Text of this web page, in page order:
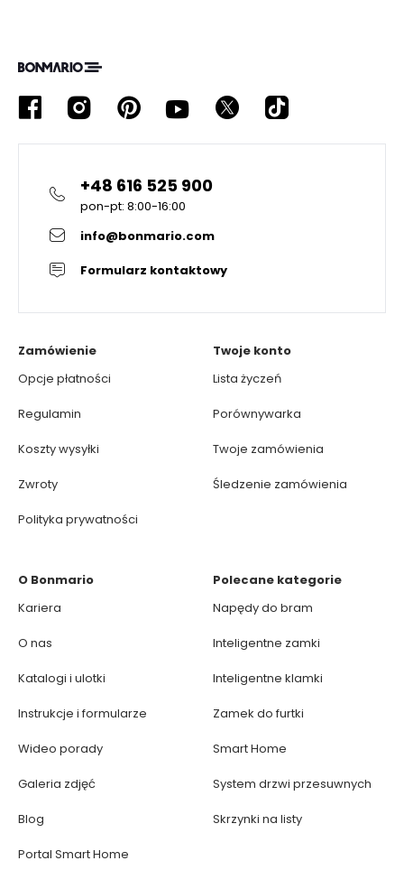
+48 616 525 900
pon-pt: 8:00-16:00
info@bonmario.com
Formularz kontaktowy
Zamówienie
Opcje płatności
Regulamin
Koszty wysyłki
Zwroty
Polityka prywatności
Twoje konto
Lista życzeń
Porównywarka
Twoje zamówienia
Śledzenie zamówienia
O Bonmario
Kariera
O nas
Katalogi i ulotki
Instrukcje i formularze
Wideo porady
Galeria zdjęć
Blog
Portal Smart Home
Polecane kategorie
Napędy do bram
Inteligentne zamki
Inteligentne klamki
Zamek do furtki
Smart Home
System drzwi przesuwnych
Skrzynki na listy